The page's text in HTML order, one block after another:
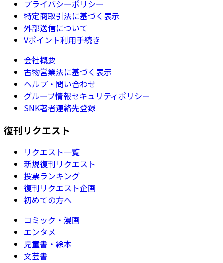
プライバシーポリシー
特定商取引法に基づく表示
外部送信について
Vポイント利用手続き
会社概要
古物営業法に基づく表示
ヘルプ・問い合わせ
グループ情報セキュリティポリシー
SNK著者連絡先登録
復刊リクエスト
リクエスト一覧
新規復刊リクエスト
投票ランキング
復刊リクエスト企画
初めての方へ
コミック・漫画
エンタメ
児童書・絵本
文芸書